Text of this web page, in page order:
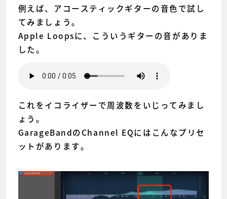
例えば、アコースティックギターの音色で試し
てみましょう。
Apple Loopsに、こういうギターの音がありま
した。
これをイコライザーで周波数をいじってみまし
ょう。
GarageBandのChannel EQにはこんなプリセ
ットがあります。